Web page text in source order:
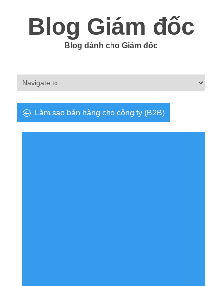
Blog Giám đốc
Blog dành cho Giám đốc
Làm sao bán hàng cho công ty (B2B)